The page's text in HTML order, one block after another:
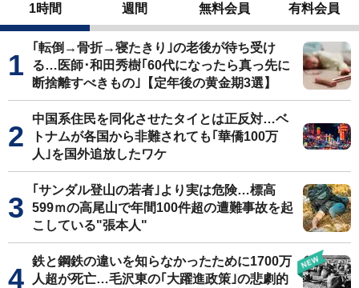
1時間 週間 無料会員 有料会員
｢転倒→骨折→寝たきり｣の老後が待ち受け
る…医師･和田秀樹｢60代になったら真っ先に
断捨離すべきもの｣【定年後の黄金期3選】
中国系住民を同化させたタイとは正反対…ベ
トナムが各国から非難されても｢華僑100万
人｣を国外追放したワケ
｢サンダル登山の若者｣より実は危険…標高
599ｍの高尾山で年間100件超の遭難事故を起
こしている"張本人"
鉄と鋼鉄の違いを知らなかったために1700万
人超が死亡…毛沢東の｢大躍進政策｣の悲劇的